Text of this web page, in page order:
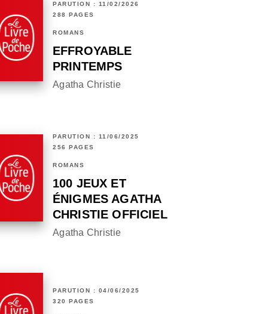
PARUTION : 11/02/2026
288 PAGES
ROMANS
EFFROYABLE
PRINTEMPS
Agatha Christie
PARUTION : 11/06/2025
256 PAGES
ROMANS
100 JEUX ET
ÉNIGMES AGATHA
CHRISTIE OFFICIEL
Agatha Christie
PARUTION : 04/06/2025
320 PAGES